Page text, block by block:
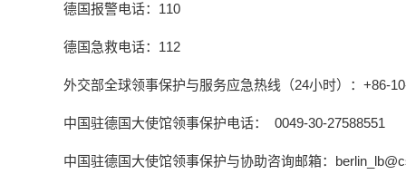
德国报警电话：110
德国急救电话：112
外交部全球领事保护与服务应急热线（24小时）：+86-
中国驻德国大使馆领事保护电话： 0049-30-27588551
中国驻德国大使馆领事保护与协助咨询邮箱：